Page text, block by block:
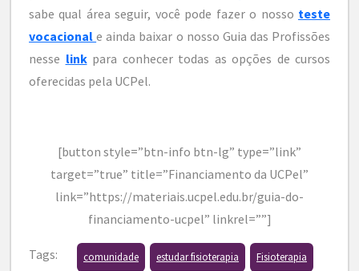
sabe qual área seguir, você pode fazer o nosso teste
vocacionale ainda baixar o nosso Guia das Profissões
nesse linkpara conhecer todas as opções de cursos
oferecidas pela UCPel.
[button style=”btn-info btn-lg” type=”link”
target=”true” title=”Financiamento da UCPel”
link=”https://materiais.ucpel.edu.br/guia-do-
financiamento-ucpel” linkrel=””]
Tags: comunidade estudar fisioterapia Fisioterapia